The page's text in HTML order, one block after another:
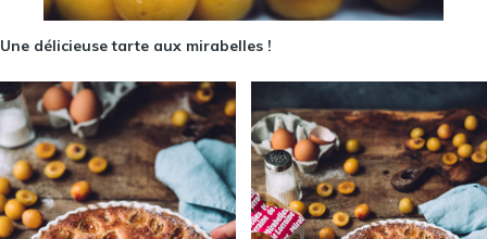
Une délicieuse tarte aux mirabelles !